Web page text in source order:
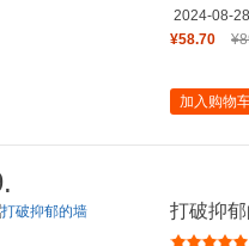
2024-08-28
¥58.70
加入购物
打破抑